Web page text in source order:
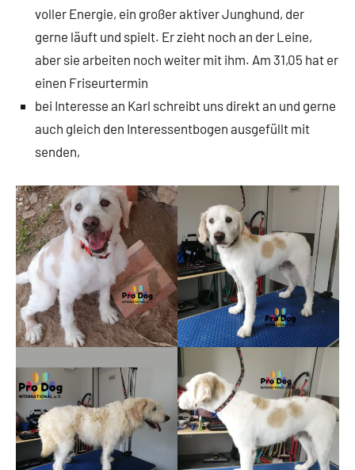
voller Energie, ein großer aktiver Junghund, der
gerne läuft und spielt. Er zieht noch an der Leine,
aber sie arbeiten noch weiter mit ihm. Am 31,05 hat er
einen Friseurtermin
bei Interesse an Karl schreibt uns direkt an und gerne
auch gleich den Interessentbogen ausgefüllt mit
senden,